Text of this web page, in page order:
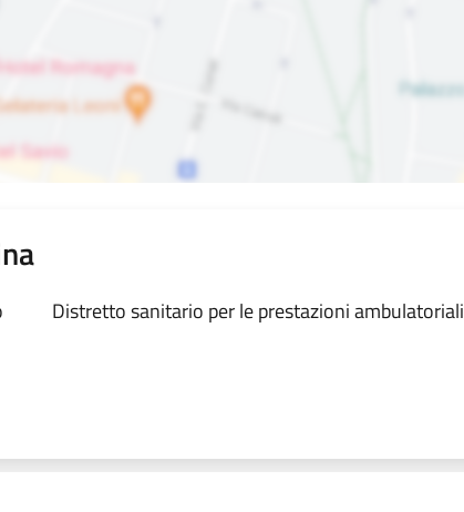
Distretto sanitario per le prestazioni ambulatoriali